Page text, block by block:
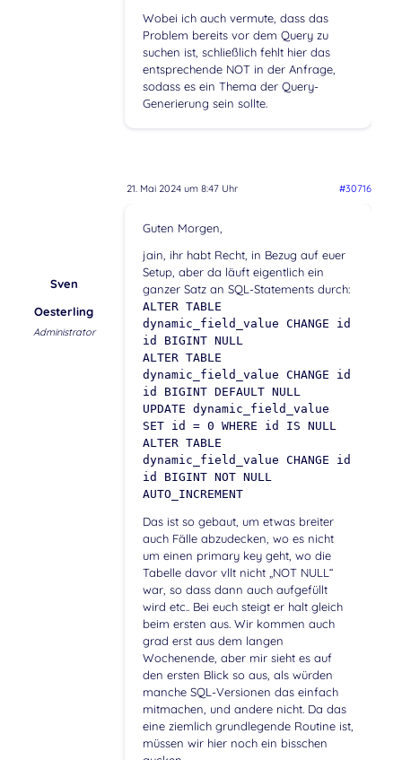
Wobei ich auch vermute, dass das
Problem bereits vor dem Query zu
suchen ist, schließlich fehlt hier das
entsprechende NOT in der Anfrage,
sodass es ein Thema der Query-
Generierung sein sollte.
21. Mai 2024 um 8:47 Uhr #30716
Sven
Oesterling
Administrator
Guten Morgen,
jain, ihr habt Recht, in Bezug auf euer
Setup, aber da läuft eigentlich ein
ganzer Satz an SQL-Statements durch:
ALTER TABLE
dynamic_field_value CHANGE id
id BIGINT NULL
ALTER TABLE
dynamic_field_value CHANGE id
id BIGINT DEFAULT NULL
UPDATE dynamic_field_value
SET id = 0 WHERE id IS NULL
ALTER TABLE
dynamic_field_value CHANGE id
id BIGINT NOT NULL
AUTO_INCREMENT
Das ist so gebaut, um etwas breiter
auch Fälle abzudecken, wo es nicht
um einen primary key geht, wo die
Tabelle davor vllt nicht „NOT NULL“
war, so dass dann auch aufgefüllt
wird etc.. Bei euch steigt er halt gleich
beim ersten aus. Wir kommen auch
grad erst aus dem langen
Wochenende, aber mir sieht es auf
den ersten Blick so aus, als würden
manche SQL-Versionen das einfach
mitmachen, und andere nicht. Da das
eine ziemlich grundlegende Routine ist,
müssen wir hier noch ein bisschen